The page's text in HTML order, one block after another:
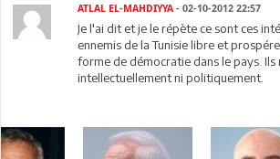
ATLAL EL-MAHDIYYA - 02-10-2012 22:57
Je l'ai dit et je le répète ce sont ces
ennemis de la Tunisie libre et
forme de démocratie dans le pays. Ils
intellectuellement ni politiquement.